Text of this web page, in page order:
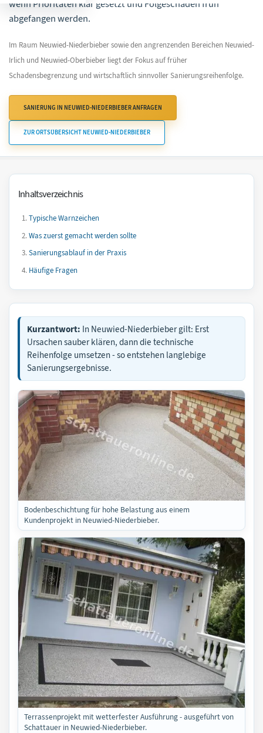
wenn Prioritäten klar gesetzt und Folgeschäden früh
abgefangen werden.
Im Raum Neuwied-Niederbieber sowie den angrenzenden Bereichen Neuwied-
Irlich und Neuwied-Oberbieber liegt der Fokus auf früher
Schadensbegrenzung und wirtschaftlich sinnvoller Sanierungsreihenfolge.
SANIERUNG IN NEUWIED-NIEDERBIEBER ANFRAGEN
ZUR ORTSÜBERSICHT NEUWIED-NIEDERBIEBER
Inhaltsverzeichnis
Typische Warnzeichen
Was zuerst gemacht werden sollte
Sanierungsablauf in der Praxis
Häufige Fragen
Kurzantwort: In Neuwied-Niederbieber gilt: Erst
Ursachen sauber klären, dann die technische
Reihenfolge umsetzen - so entstehen langlebige
Sanierungsergebnisse.
Bodenbeschichtung für hohe Belastung aus einem
Kundenprojekt in Neuwied-Niederbieber.
Terrassenprojekt mit wetterfester Ausführung - ausgeführt von
Schattauer in Neuwied-Niederbieber.